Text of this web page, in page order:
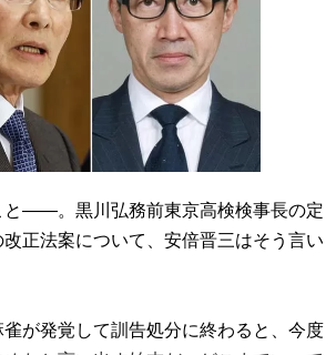
――。黒川弘務前東京高検検事長の定
正法案について、安倍晋三はそう言い
が発覚して訓告処分に終わると、今度